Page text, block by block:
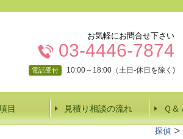
お気軽にお問合せ下さい
03-4446-7874
電話受付 10:00～18:00（土日-休日を除く)
目 見積り相談の流れ Ｑ
探偵